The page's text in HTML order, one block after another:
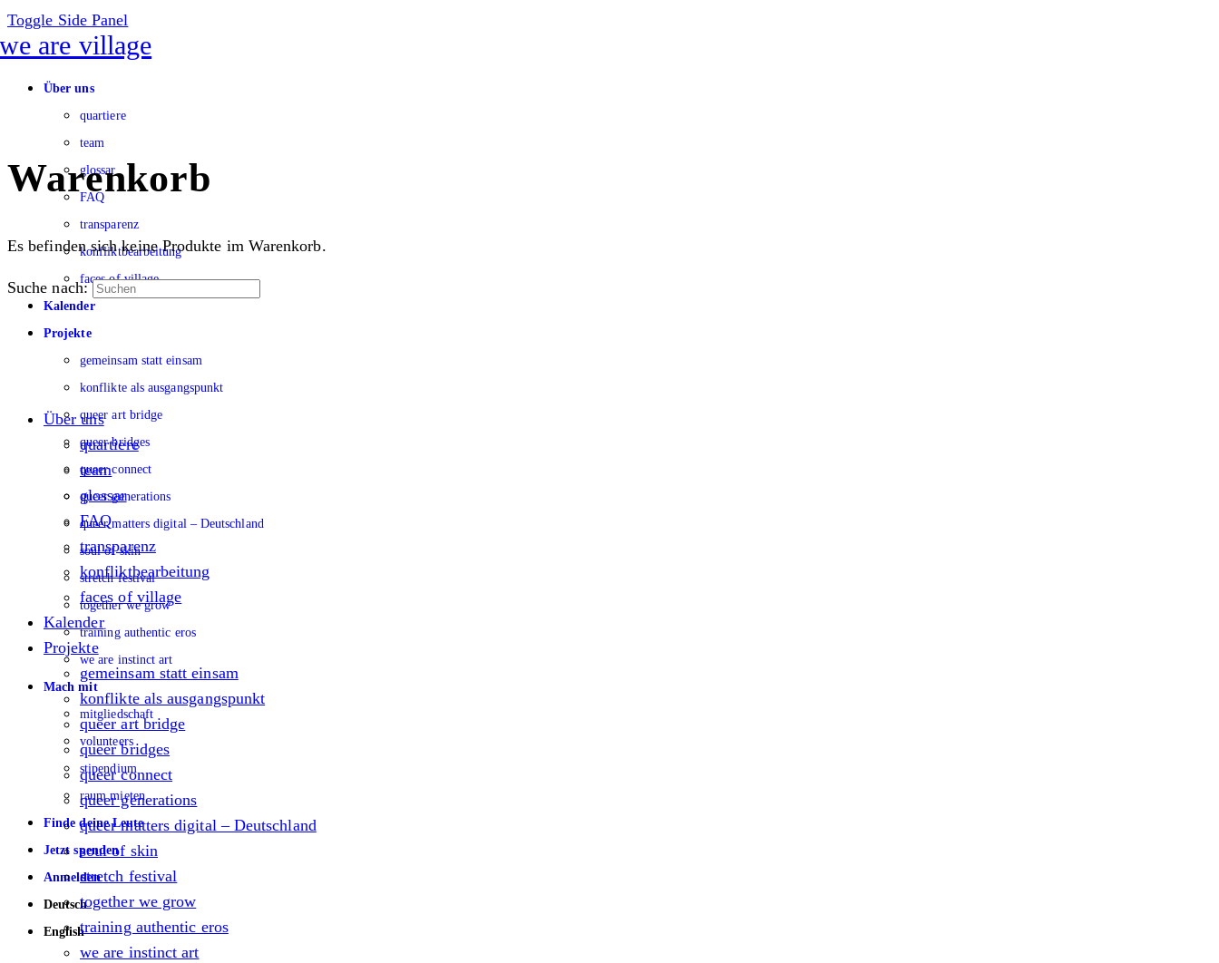
Toggle Side Panel
Über uns
quartiere
team
glossar
FAQ
transparenz
konfliktbearbeitung
faces of village
Kalender
Projekte
gemeinsam statt einsam
konflikte als ausgangspunkt
queer art bridge
queer bridges
queer connect
queer generations
queer matters digital – Deutschland
soul of skin
stretch festival
together we grow
training authentic eros
we are instinct art
Mach mit
mitgliedschaft
volunteers
stipendium
raum mieten
Finde deine Leute
Jetzt spenden
Anmelden
Deutsch
English
Warenkorb
Es befinden sich keine Produkte im Warenkorb.
Suche nach:
Über uns
quartiere
team
glossar
FAQ
transparenz
konfliktbearbeitung
faces of village
Kalender
Projekte
gemeinsam statt einsam
konflikte als ausgangspunkt
queer art bridge
queer bridges
queer connect
queer generations
queer matters digital – Deutschland
soul of skin
stretch festival
together we grow
training authentic eros
we are instinct art